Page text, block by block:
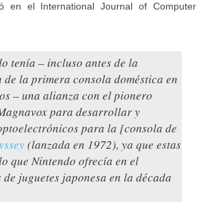
en el International Journal of Computer
tenía – incluso antes de la
la primera consola doméstica en
– una alianza con el pionero
para desarrollar y
para la [consola de
(lanzada en 1972), ya que estas
que Nintendo ofrecía en el
juguetes japonesa en la década